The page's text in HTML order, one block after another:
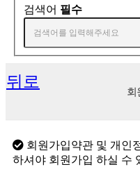
검색어 필수
뒤로
회
회원가입약관 및 개인
하셔야 회원가입 하실 수